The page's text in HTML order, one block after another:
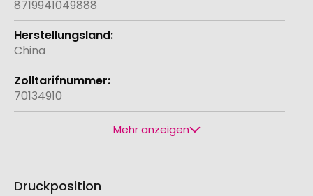
8719941049888
China
70134910
Mehr anzeigen
Druckposition